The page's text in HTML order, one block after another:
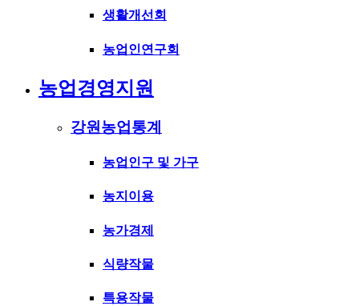
생활개선회
농업인연구회
농업경영지원
강원농업통계
농업인구 및 가구
농지이용
농가경제
식량작물
특용작물